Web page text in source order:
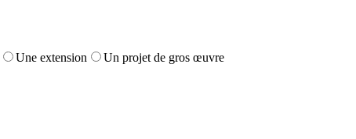
Une extension Un projet de gros œuvre